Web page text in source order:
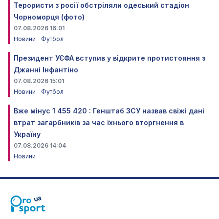
Терористи з росії обстріляли одеський стадіон
Чорноморця (фото)
07.08.2026 16:01
Новини
Футбол
Президент УЄФА вступив у відкрите протистояння з
Джанні Інфантіно
07.08.2026 15:01
Новини
Футбол
Вже мінус 1 455 420 : Генштаб ЗСУ назвав свіжі дані
втрат загарбників за час їхнього вторгнення в
Україну
07.08.2026 14:04
Новини